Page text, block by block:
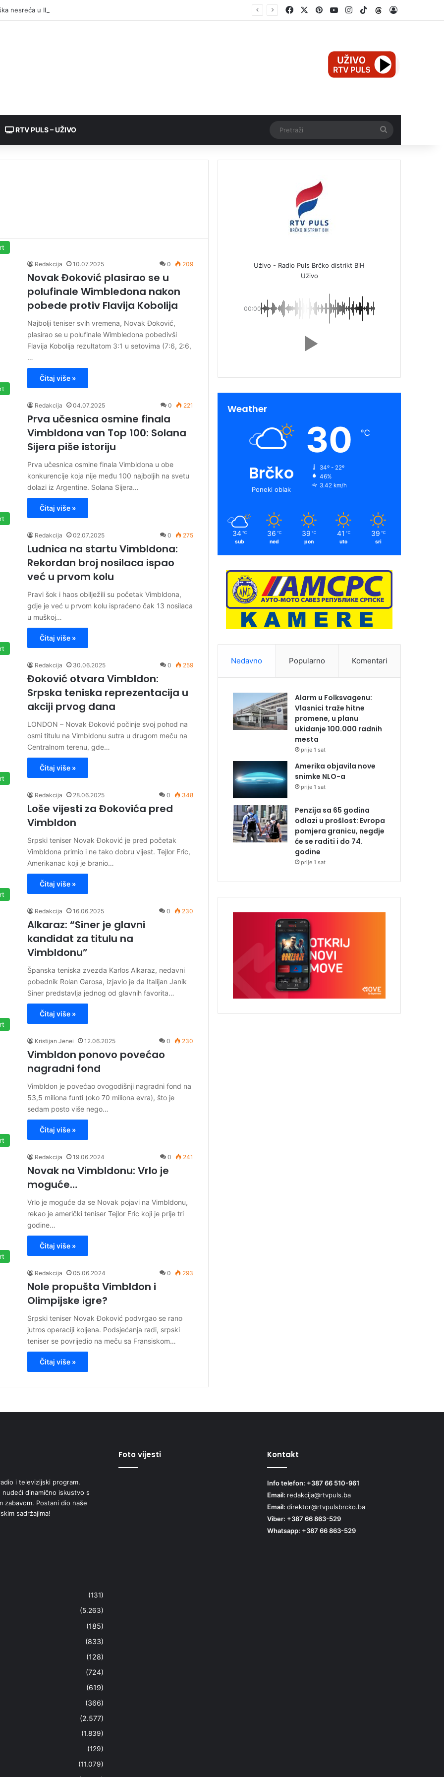
FacebookPinterestYouTubeInstagram
TikTokThreads
RTV PULS – UŽIVO
Redakcija 10.07.2025 0 209
Novak Đoković plasirao se u
polufinale Wimbledona nakon
pobede protiv Flavija Kobolija
Najbolji teniser svih vremena, Novak Đoković,
plasirao se u polufinale Wimbledona pobedivši
Flavija Kobolija rezultatom 3:1 u setovima (7:6, 2:6,
…
Čitaj više »
Redakcija 04.07.2025 0 221
Prva učesnica osmine finala
Vimbldona van Top 100: Solana
Sijera piše istoriju
Prva učesnica osmine finala Vimbldona u obe
konkurencije koja nije među 100 najboljih na svetu
dolazi iz Argentine. Solana Sijera…
Čitaj više »
Redakcija 02.07.2025 0 275
Ludnica na startu Vimbldona:
Rekordan broj nosilaca ispao
već u prvom kolu
Pravi šok i haos obilježili su početak Vimbldona,
gdje je već u prvom kolu ispraćeno čak 13 nosilaca
u muškoj…
Čitaj više »
Redakcija 30.06.2025 0 259
Đoković otvara Vimbldon:
Srpska teniska reprezentacija u
akciji prvog dana
LONDON – Novak Đoković počinje svoj pohod na
osmi titulu na Vimbldonu sutra u drugom meču na
Centralnom terenu, gde…
Čitaj više »
Redakcija 28.06.2025 0 348
Loše vijesti za Đokovića pred
Vimbldon
Srpski teniser Novak Đoković je pred početak
Vimbldona primio i ne tako dobru vijest. Tejlor Fric,
Amerikanac koji je branio…
Čitaj više »
Redakcija 16.06.2025 0 230
Alkaraz: “Siner je glavni
kandidat za titulu na
Vimbldonu”
Španska teniska zvezda Karlos Alkaraz, nedavni
pobednik Rolan Garosa, izjavio je da Italijan Janik
Siner predstavlja jednog od glavnih favorita…
Čitaj više »
Kristijan Jenei 12.06.2025 0 230
Vimbldon ponovo povećao
nagradni fond
Vimbldon je povećao ovogodišnji nagradni fond na
53,5 miliona funti (oko 70 miliona evra), što je
sedam posto više nego…
Čitaj više »
Redakcija 19.06.2024 0 241
Novak na Vimbldonu: Vrlo je
moguće…
Vrlo je moguće da se Novak pojavi na Vimbldonu,
rekao je američki teniser Tejlor Fric koji je prije tri
godine…
Čitaj više »
Redakcija 05.06.2024 0 293
Nole propušta Vimbldon i
Olimpijske igre?
Srpski teniser Novak Đoković podvrgao se rano
jutros operaciji koljena. Podsjećanja radi, srpski
teniser se povrijedio na meču sa Fransiskom…
Čitaj više »
Uživo - Radio Puls Brčko distrikt BiH
Uživo
00:00
Weather
Brčko
Poneki oblak
30 ℃
34º - 22º
46%
3.42 km/h
34 ℃
sub
36 ℃
ned
39 ℃
pon
41 ℃
uto
39 ℃
sri
Nedavno Popularno Komentari
Alarm u Folksvagenu:
Vlasnici traže hitne
promene, u planu
ukidanje 100.000 radnih
mesta
prije 1 sat
Amerika objavila nove
snimke NLO-a
prije 1 sat
Penzija sa 65 godina
odlazi u prošlost: Evropa
pomjera granicu, negdje
će se raditi i do 74.
godine
prije 1 sat
i televizijski program.
nudeći dinamično iskustvo s
zabavom. Postani dio naše
sadržajima!
(131)
(5.263)
(185)
(833)
(128)
(724)
(619)
(366)
(2.577)
(1.839)
(129)
(11.079)
Foto vijesti Kontakt
Info telefon: +387 66 510-961
Email: redakcija@rtvpuls.ba
Email: direktor@rtvpulsbrcko.ba
Viber: +387 66 863-529
Whatsapp: +387 66 863-529